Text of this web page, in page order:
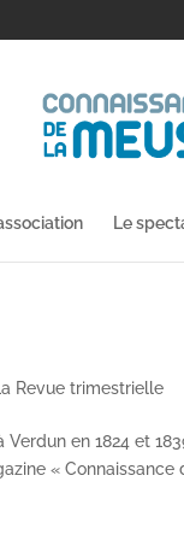
Le
Revue trimestrielle
en 1824 et
« Connaissance